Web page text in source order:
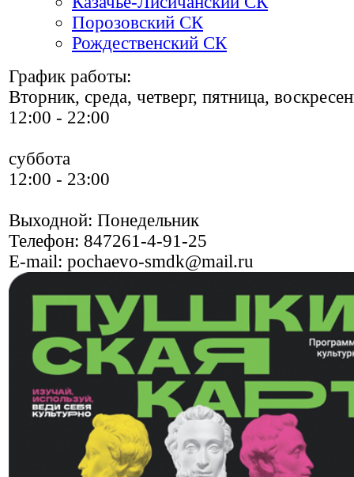
Порозовский СК
Рождественский СК
График работы:
Вторник, среда, четверг, пятница,
12:00 - 22:00
суббота
12:00 - 23:00
Выходной: Понедельник
Телефон: 847261-4-91-25
E-mail: pochaevo-smdk@mail.ru